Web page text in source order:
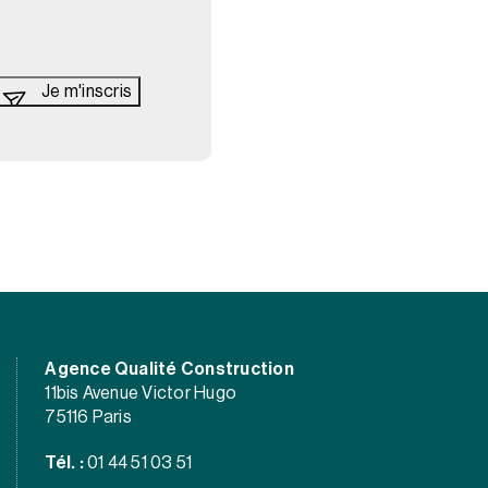
Agence Qualité Construction
11bis Avenue Victor Hugo
75116 Paris
Tél. : 01 44 51 03 51